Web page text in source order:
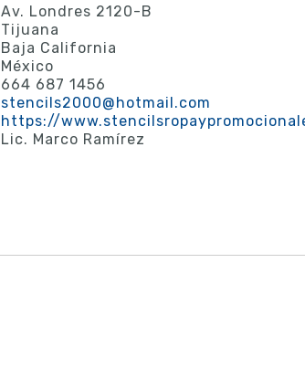
Av. Londres 2120-B
Tijuana
Baja California
México
664 687 1456
stencils2000@hotmail.com
https://
Lic. Marco Ramírez